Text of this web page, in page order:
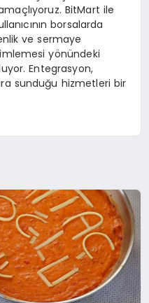
BitMart ile
borsalarda
ve sermaye
yönündeki
Entegrasyon,
sunduğu hizmetleri bir